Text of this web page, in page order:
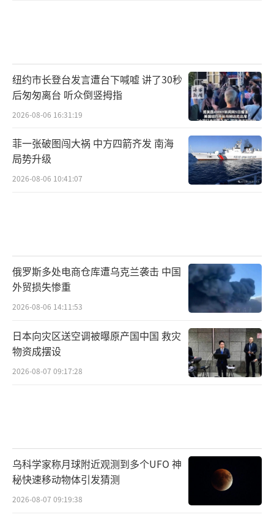
纽约市长登台发言遭台下喊嘘 讲了30秒
后匆匆离台 听众倒竖拇指
2026-08-06 16:31:19
菲一张破图闯大祸 中方四箭齐发 南海
局势升级
2026-08-06 10:41:07
俄罗斯多处电商仓库遭乌克兰袭击 中国
外贸损失惨重
2026-08-06 14:11:53
日本向灾区送空调被曝原产国中国 救灾
物资成摆设
2026-08-07 09:17:28
乌科学家称月球附近观测到多个UFO 神
秘快速移动物体引发猜测
2026-08-07 09:19:38